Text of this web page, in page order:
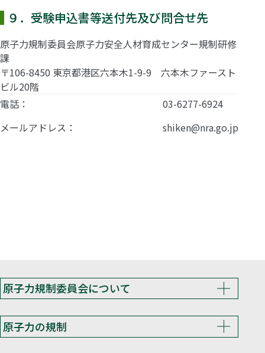
９．受験申込書等送付先及び問合せ先
原子力規制委員会原子力安全人材育成センター規制研修
課
〒106-8450 東京都港区六本木1-9-9 六本木ファースト
ビル20階
電話：
03-6277-6924
メールアドレス：
shiken@nra.go.jp
原子力規制委員会について
原子力の規制